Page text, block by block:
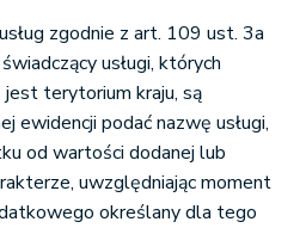
zgodnie z art. 109 ust. 3a
usługi, których
jest terytorium kraju, są
ewidencji podać nazwę usługi,
od wartości dodanej lub
uwzględniając moment
określany dla tego